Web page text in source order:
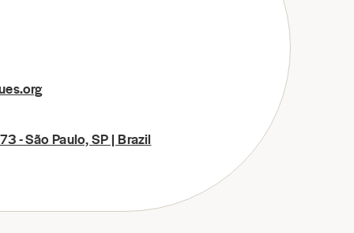
- São Paulo, SP | Brazil